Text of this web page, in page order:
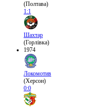
(Полтава)
1:1
Шахтар
(Горлівка)
1974
Локомотив
(Херсон)
0:0